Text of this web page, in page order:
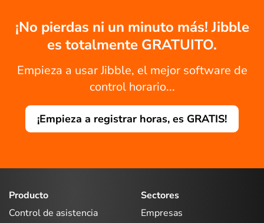
¡No pierdas ni un minuto más! Jibble
es totalmente GRATUITO.
Empieza a usar Jibble, el mejor software de
control horario...
¡Empieza a registrar horas, es GRATIS!
Producto
Control de asistencia
Sectores
Empresas